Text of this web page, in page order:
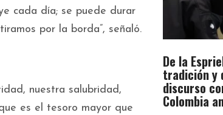
cada día; se puede durar
por la borda”, señaló.
nuestra salubridad,
es el tesoro mayor que
De la
tradición y
discurso
Colombia